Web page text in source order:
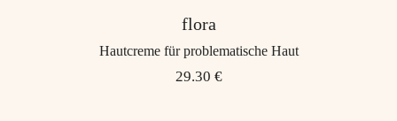
flora
Hautcreme für problematische Haut
29.30 €